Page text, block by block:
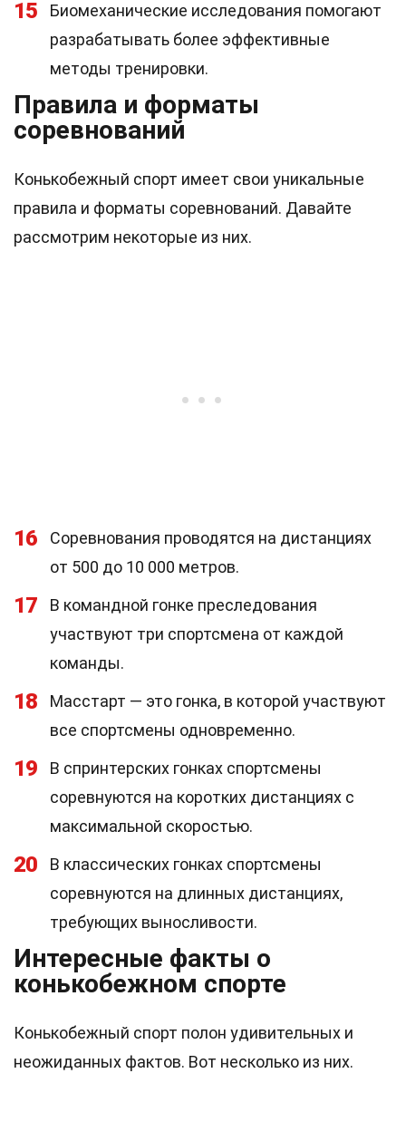
15
Биомеханические исследования помогают
разрабатывать более эффективные
методы тренировки.
Правила и форматы
соревнований
Конькобежный спорт имеет свои уникальные
правила и форматы соревнований. Давайте
рассмотрим некоторые из них.
16
Соревнования проводятся на дистанциях
от 500 до 10 000 метров.
17
В командной гонке преследования
участвуют три спортсмена от каждой
команды.
18
Масстарт — это гонка, в которой участвуют
все спортсмены одновременно.
19
В спринтерских гонках спортсмены
соревнуются на коротких дистанциях с
максимальной скоростью.
20
В классических гонках спортсмены
соревнуются на длинных дистанциях,
требующих выносливости.
Интересные факты о
конькобежном спорте
Конькобежный спорт полон удивительных и
неожиданных фактов. Вот несколько из них.